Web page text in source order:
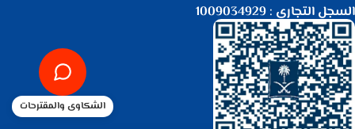
السجل التجاري : 1009034929
الشكاوى والمقترحات